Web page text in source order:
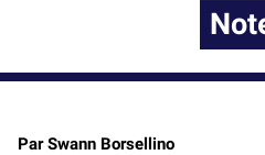
Par Swann Borsellino